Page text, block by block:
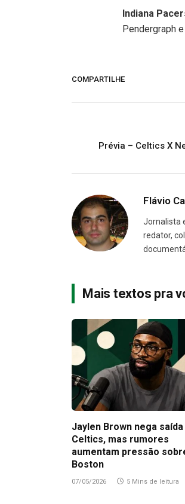
Indiana
Pendergraph
COMPARTILHE
Prévia – Celtics X
Flávio
Jornalista
redator,
Mais textos pra
Jaylen Brown nega saída
Celtics, mas rumores
aumentam pressão
Boston
07/05/2026 5 Mins de leitura